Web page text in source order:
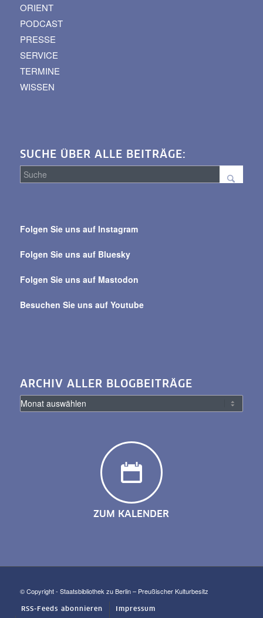
ORIENT
PODCAST
PRESSE
SERVICE
TERMINE
WISSEN
SUCHE ÜBER ALLE BEITRÄGE:
alle
Folgen Sie uns auf Instagram
Folgen Sie uns auf Bluesky
Folgen Sie uns auf Mastodon
Besuchen Sie uns auf Youtube
ARCHIV ALLER BLOGBEITRÄGE
ZUM KALENDER
© Copyright - Staatsbibliothek zu Berlin – Preußischer Kulturbesitz
RSS-Feeds abonnieren Impressum